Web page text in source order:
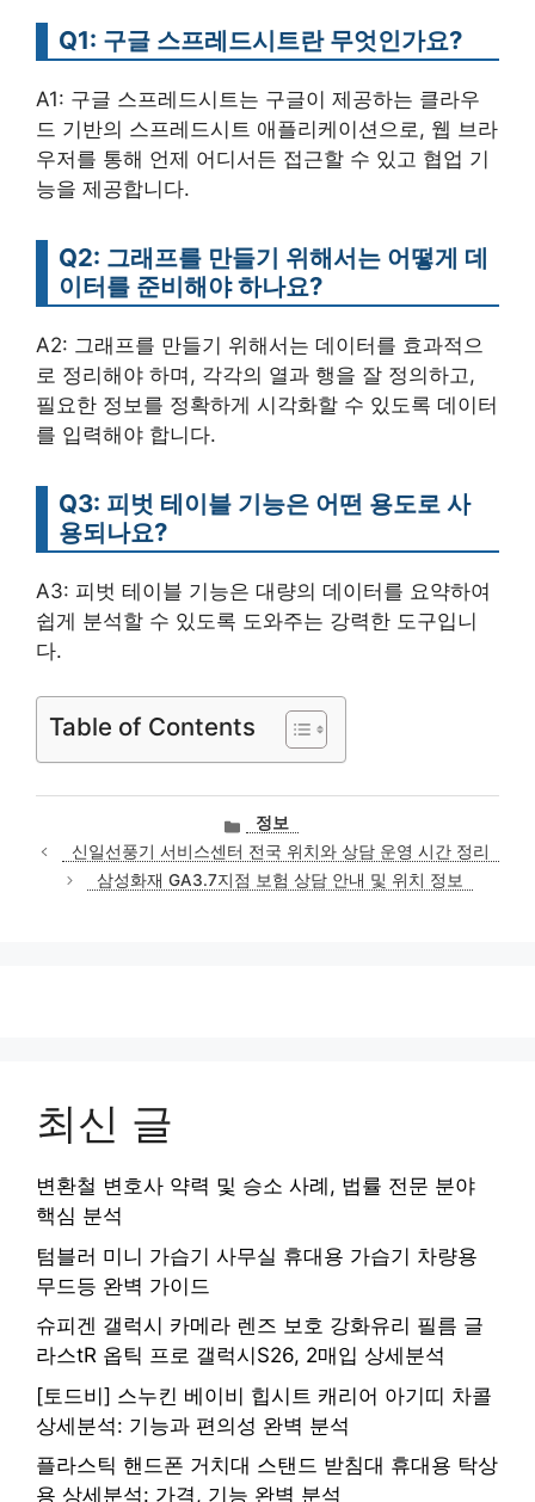
Q1: 구글 스프레드시트란 무엇인가요?
A1: 구글 스프레드시트는 구글이 제공하는 클라우
드 기반의 스프레드시트 애플리케이션으로, 웹 브라
우저를 통해 언제 어디서든 접근할 수 있고 협업 기
능을 제공합니다.
Q2: 그래프를 만들기 위해서는 어떻게 데
이터를 준비해야 하나요?
A2: 그래프를 만들기 위해서는 데이터를 효과적으
로 정리해야 하며, 각각의 열과 행을 잘 정의하고,
필요한 정보를 정확하게 시각화할 수 있도록 데이터
를 입력해야 합니다.
Q3: 피벗 테이블 기능은 어떤 용도로 사
용되나요?
A3: 피벗 테이블 기능은 대량의 데이터를 요약하여
쉽게 분석할 수 있도록 도와주는 강력한 도구입니
다.
Table of Contents
카
테
고
리
정보
신일선풍기 서비스센터 전국 위치와 상담 운영 시간 정리
삼성화재 GA3.7지점 보험 상담 안내 및 위치 정보
최신 글
변환철 변호사 약력 및 승소 사례, 법률 전문 분야
핵심 분석
텀블러 미니 가습기 사무실 휴대용 가습기 차량용
무드등 완벽 가이드
슈피겐 갤럭시 카메라 렌즈 보호 강화유리 필름 글
라스tR 옵틱 프로 갤럭시S26, 2매입 상세분석
[토드비] 스누킨 베이비 힙시트 캐리어 아기띠 차콜
상세분석: 기능과 편의성 완벽 분석
플라스틱 핸드폰 거치대 스탠드 받침대 휴대용 탁상
용 상세분석: 가격, 기능 완벽 분석